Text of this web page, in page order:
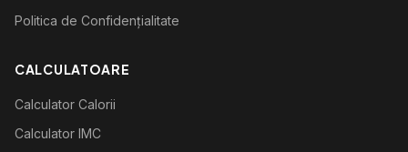
Politica de Confidențialitate
CALCULATOARE
Calculator Calorii
Calculator IMC